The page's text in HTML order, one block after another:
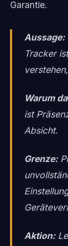
Garantie.
Aussage:
Tracker
Warum
ist
Absicht.
Grenze:
Aktion: